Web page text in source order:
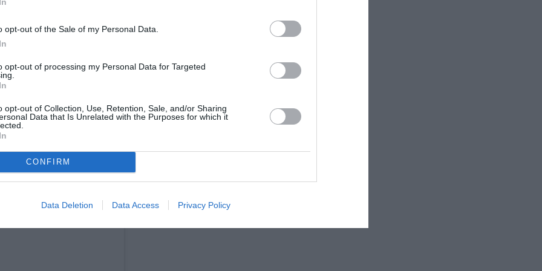
opt-out of the Sale of my Personal Data.
opt-out of processing my Personal Data for Targeted
opt-out of Collection, Use, Retention, Sale, and/or Sharing
Data that Is Unrelated with the Purposes for which it
CONFIRM
Data Deletion Data Access Privacy Policy
ζητήσει από τον οργανισμό προστασίας
τα σημεία στα κανάλια όπου οι γάτες και
βγουν από το νερό. Με βάση αυτά τα
όπου θα εγκατασταθούν οι νέες